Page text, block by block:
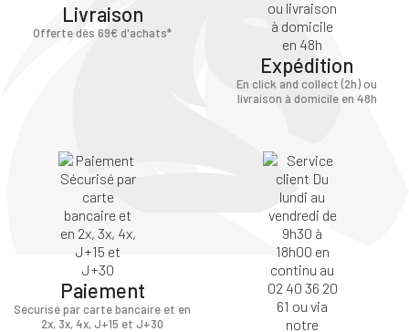
Livraison
Offerte dès 69€ d'achats*
Expédition
En click and collect (2h) ou
livraison à domicile en 48h
Paiement
Sécurisé par carte bancaire et en
2x, 3x, 4x, J+15 et J+30